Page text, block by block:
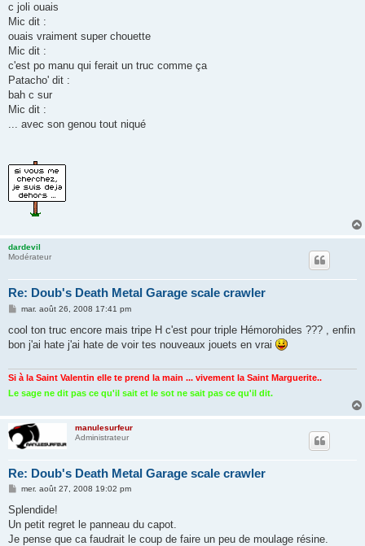
c joli ouais
Mic dit :
ouais vraiment super chouette
Mic dit :
c'est po manu qui ferait un truc comme ça
Patacho' dit :
bah c sur
Mic dit :
... avec son genou tout niqué
dardevil
Modérateur
Re: Doub's Death Metal Garage scale crawler
M
s
a
mar. août 26, 2008 17:41 pm
cool ton truc encore mais tripe H c'est pour triple Hémorohides ??? , enfin
bon j'ai hate j'ai hate de voir tes nouveaux jouets en vrai
Si à la Saint Valentin elle te prend la main ... vivement la Saint Marguerite..
Le sage ne dit pas ce qu'il sait et le sot ne sait pas ce qu'il dit.
manulesurfeur
Administrateur
Re: Doub's Death Metal Garage scale crawler
M
s
a
g
mer. août 27, 2008 19:02 pm
Splendide!
Un petit regret le panneau du capot.
Je pense que ca faudrait le coup de faire un peu de moulage résine.